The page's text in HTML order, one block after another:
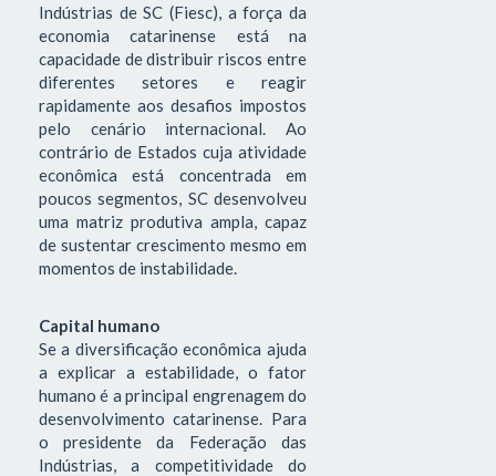
Indústrias de SC (Fiesc), a força da
economia catarinense está na
capacidade de distribuir riscos entre
diferentes setores e reagir
rapidamente aos desafios impostos
pelo cenário internacional. Ao
contrário de Estados cuja atividade
econômica está concentrada em
poucos segmentos, SC desenvolveu
uma matriz produtiva ampla, capaz
de sustentar crescimento mesmo em
momentos de instabilidade.
Capital humano
Se a diversificação econômica ajuda
a explicar a estabilidade, o fator
humano é a principal engrenagem do
desenvolvimento catarinense. Para
o presidente da Federação das
Indústrias, a competitividade do